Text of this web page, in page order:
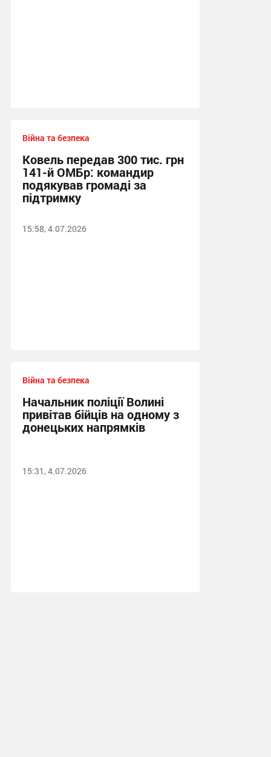
Війна та безпека
Ковель передав 300 тис. грн
141-й ОМБр: командир
подякував громаді за
підтримку
15:58, 4.07.2026
Війна та безпека
Начальник поліції Волині
привітав бійців на одному з
донецьких напрямків
15:31, 4.07.2026